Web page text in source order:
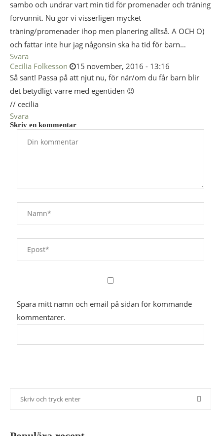
sambo och undrar vart min tid för promenader och träning
förvunnit. Nu gör vi visserligen mycket
träning/promenader ihop men planering alltså. A OCH O)
och fattar inte hur jag någonsin ska ha tid för barn…
Svara
Cecilia Folkesson
15 november, 2016 - 13:16
Så sant! Passa på att njut nu, för när/om du får barn blir
det betydligt värre med egentiden 😉
// cecilia
Svara
Skriv en kommentar
Spara mitt namn och email på sidan för kommande
kommentarer.